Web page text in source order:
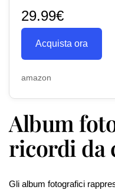
29.99€
Acquista ora
amazon
Album
ricordi da
Gli album fotografici